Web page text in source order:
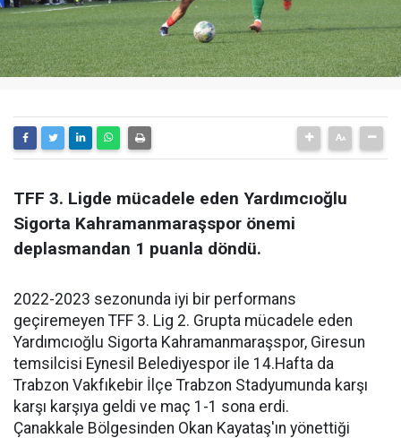
TFF 3. Ligde mücadele eden Yardımcıoğlu
Sigorta Kahramanmaraşspor önemi
deplasmandan 1 puanla döndü.
2022-2023 sezonunda iyi bir performans
geçiremeyen TFF 3. Lig 2. Grupta mücadele eden
Yardımcıoğlu Sigorta Kahramanmaraşspor, Giresun
temsilcisi Eynesil Belediyespor ile 14.Hafta da
Trabzon Vakfıkebir İlçe Trabzon Stadyumunda karşı
karşı karşıya geldi ve maç 1-1 sona erdi.
Çanakkale Bölgesinden Okan Kayataş'ın yönettiği